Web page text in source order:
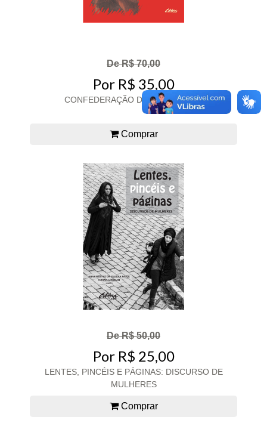
De R$ 70,00
Por R$ 35,00
CONFEDERAÇÃO DOS TAMOIOS,A
Comprar
De R$ 50,00
Por R$ 25,00
LENTES, PINCÉIS E PÁGINAS: DISCURSO DE
MULHERES
Comprar